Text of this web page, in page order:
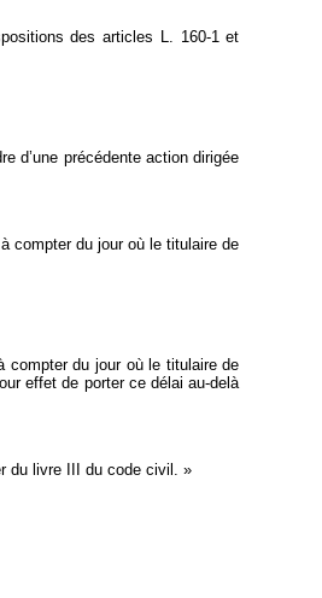
des articles L. 160‑1 et
d’une précédente action dirigée
compter du jour où le titulaire de
compter du jour où le titulaire de
effet de porter ce délai au-delà
du livre III du code civil. »